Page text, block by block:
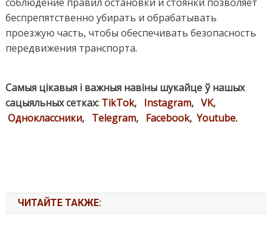
беспрепятственно убирать и обрабатывать
проезжую часть, чтобы обеспечивать безопасность
передвижения транспорта.
Самыя цікавыя і важныя навіны шукайце ў нашых
сацыяльных сетках: TikTok, Instagram, VK,
Одноклассники, Telegram, Facebook, Youtube.
ЧИТАЙТЕ ТАКЖЕ: